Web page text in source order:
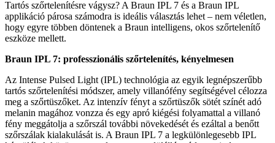
Tartós szőrtelenítésre vágysz? A Braun IPL 7 és a Braun IPL
applikáció párosa számodra is ideális választás lehet – nem véletlen,
hogy egyre többen döntenek a Braun intelligens, okos szőrtelenítő
eszköze mellett.
Braun IPL 7: professzionális szőrtelenítés, kényelmesen
Az Intense Pulsed Light (IPL) technológia az egyik legnépszerűbb
tartós szőrtelenítési módszer, amely villanófény segítségével célozza
meg a szőrtüszőket. Az intenzív fényt a szőrtüszők sötét színét adó
melanin magához vonzza és egy apró kiégési folyamattal a villanó
fény meggátolja a szőrszál további növekedését és ezáltal a benőtt
szőrszálak kialakulását is. A Braun IPL 7 a legkülönlegesebb IPL